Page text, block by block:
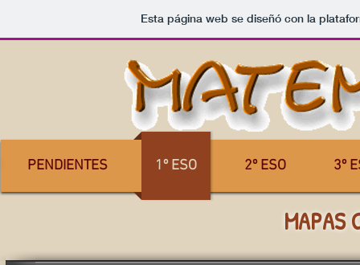
Esta página web se diseñó con la
PENDIENTES 1º ESO 2º ESO 3º
MAPAS